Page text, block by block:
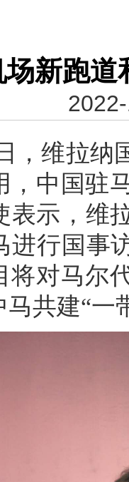
新跑
，维拉
，中国驻
表示，维
进行国事
将对马尔
共建“一